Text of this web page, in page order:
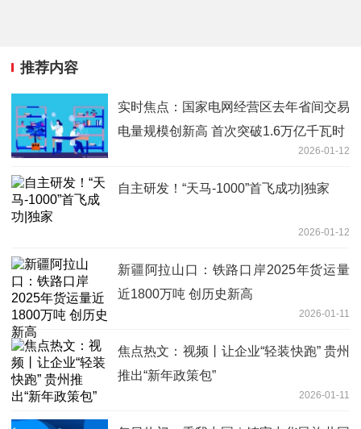
推荐内容
实时焦点：国家电网经营区去年省间交易
电量规模创新高 首次突破1.6万亿千瓦时
2026-01-12
自主研发！“天马-1000”首飞成功|独家
2026-01-12
新疆阿拉山口：铁路口岸2025年货运量
近1800万吨 创历史新高
2026-01-11
焦点热文：视频丨让企业“轻装快跑” 贵州
推出“新年政策包”
2026-01-11